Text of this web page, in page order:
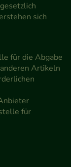
die
für Sie
hierfür
soziale
sich
für die Abgabe
Artikeln
für